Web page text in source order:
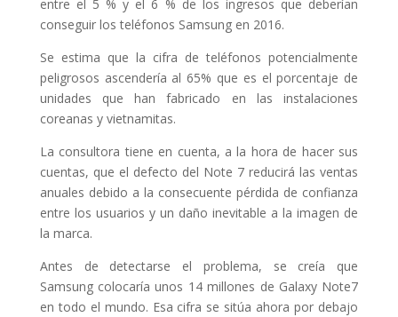
entre el 5 % y el 6 % de los ingresos que deberían
conseguir los teléfonos Samsung en 2016.
Se estima que la cifra de teléfonos potencialmente
peligrosos ascendería al 65% que es el porcentaje de
unidades que han fabricado en las instalaciones
coreanas y vietnamitas.
La consultora tiene en cuenta, a la hora de hacer sus
cuentas, que el defecto del Note 7 reducirá las ventas
anuales debido a la consecuente pérdida de confianza
entre los usuarios y un daño inevitable a la imagen de
la marca.
Antes de detectarse el problema, se creía que
Samsung colocaría unos 14 millones de Galaxy Note7
en todo el mundo. Esa cifra se sitúa ahora por debajo